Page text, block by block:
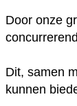
Door onze
Dit, samen
kunnen